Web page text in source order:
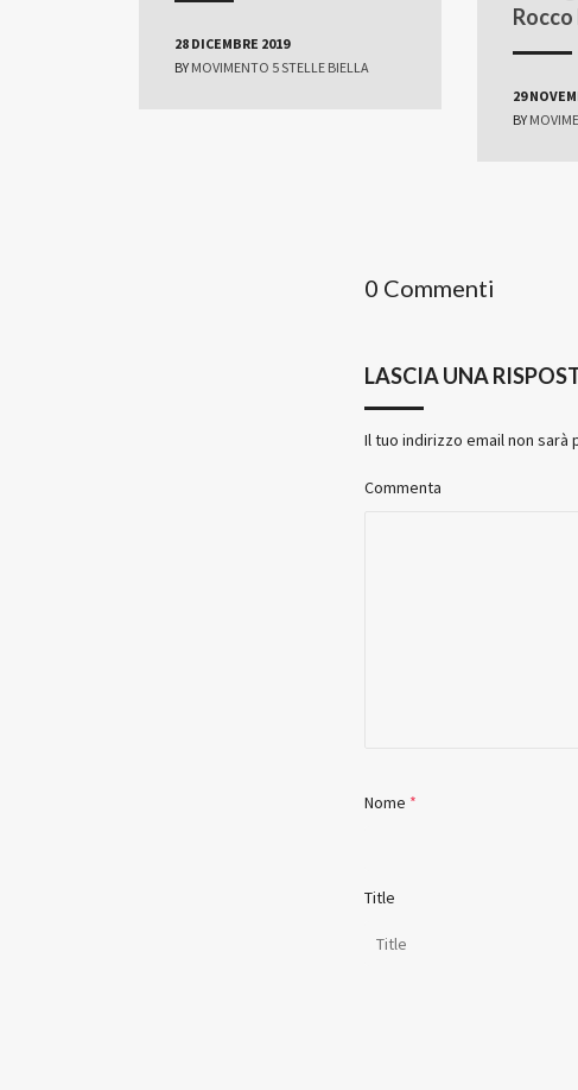
28 DICEMBRE 2019
BY MOVIMENTO 5 STELLE BIELLA
29
BY
0 Commenti
LASCIA UNA
Il tuo indirizzo email non sarà
Commenta
Nome *
Title